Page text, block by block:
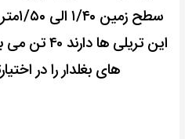
سطح زمین ۱/۴۰ الی ۱/۵۰متر می باشد.
این تریلی
های بغلدار را در